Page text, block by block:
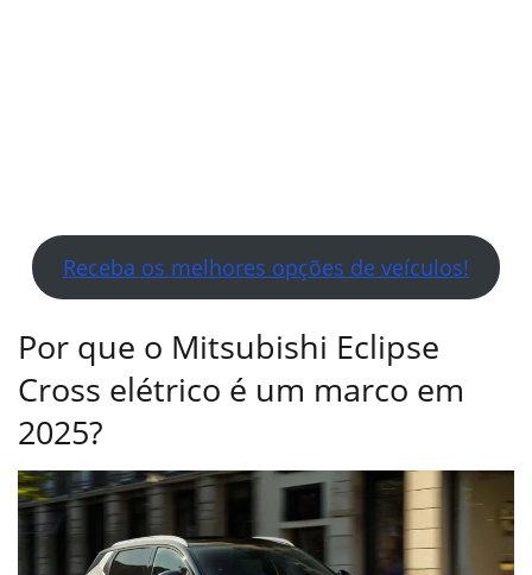
Receba os melhores opções de veículos!
Por que o Mitsubishi Eclipse
Cross elétrico é um marco em
2025?